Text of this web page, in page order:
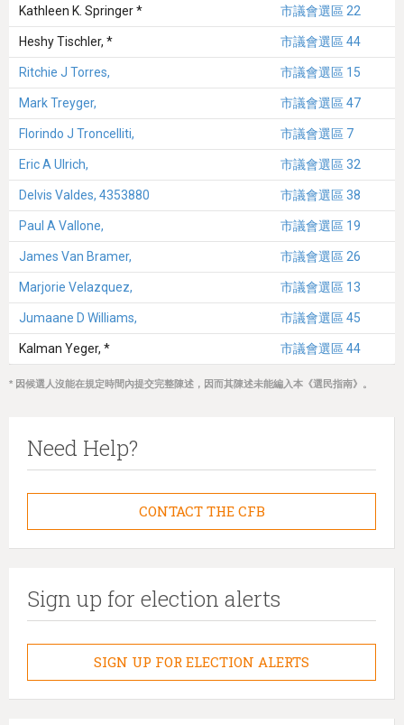
Kathleen K. Springer * 市議會選區 22
Heshy Tischler, * 市議會選區 44
Ritchie J Torres, 市議會選區 15
Mark Treyger, 市議會選區 47
Florindo J Troncelliti, 市議會選區 7
Eric A Ulrich, 市議會選區 32
Delvis Valdes, 4353880 市議會選區 38
Paul A Vallone, 市議會選區 19
James Van Bramer, 市議會選區 26
Marjorie Velazquez, 市議會選區 13
Jumaane D Williams, 市議會選區 45
Kalman Yeger, * 市議會選區 44
* 因候選人沒能在規定時間內提交完整陳述，因而其陳述未能編入本《選民指南》。
Need Help?
CONTACT THE CFB
Sign up for election alerts
SIGN UP FOR ELECTION ALERTS